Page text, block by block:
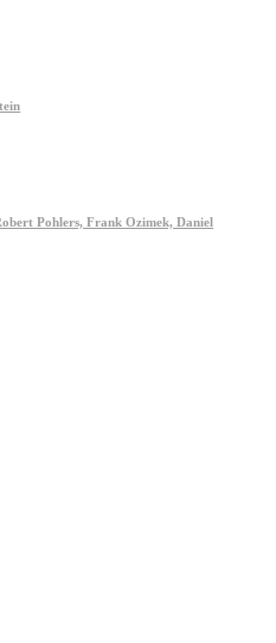
Pohlers, Frank Ozimek, Daniel